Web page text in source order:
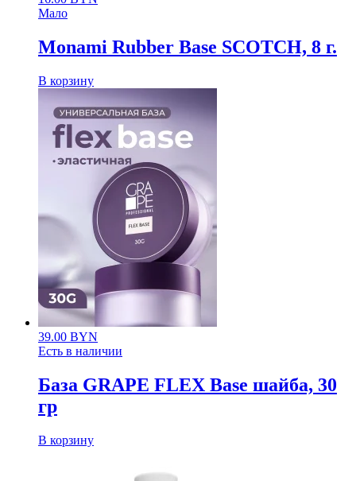
Мало
Monami Rubber Base SCOTCH, 8 г.
В корзину
39.00 BYN
Есть в наличии
База GRAPE FLEX Base шайба, 30
гр
В корзину